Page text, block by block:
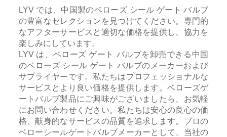
LYV では、中国製のベローズ シール ゲート バルブ
の豊富なセレクションを見つけてください。専門的
なアフターサービスと適切な価格を提供し、協力を
楽しみにしています。
LYV は、ベローズ ゲート バルブを卸売できる中国
のベローズ シール ゲート バルブのメーカーおよび
サプライヤーです。私たちはプロフェッショナルな
サービスとより良い価格を提供します。ベローズゲ
ートバルブ製品にご興味がございましたら、お気軽
にお問い合わせください。私たちは安心の良心の価
格、献身的なサービスの品質を追求します。プロの
ベローシールゲートバルブメーカーとして、当社の